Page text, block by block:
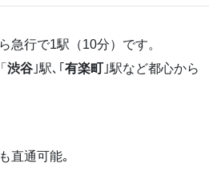
急行で1駅（10分）です。
渋谷 ｣駅､｢ 有楽町 ｣駅など都心から
直通可能｡